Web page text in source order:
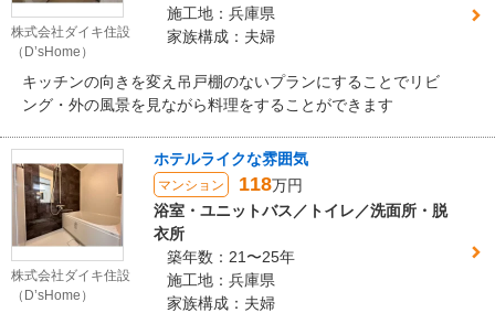
株式会社ダイキ住設
（D’sHome）
施工地：兵庫県
家族構成：夫婦
キッチンの向きを変え吊戸棚のないプランにすることでリビ
ング・外の風景を見ながら料理をすることができます
株式会社ダイキ住設
（D’sHome）
ホテルライクな雰囲気
マンション 118万円
浴室・ユニットバス／トイレ／洗面所・脱
衣所
築年数：21〜25年
施工地：兵庫県
家族構成：夫婦